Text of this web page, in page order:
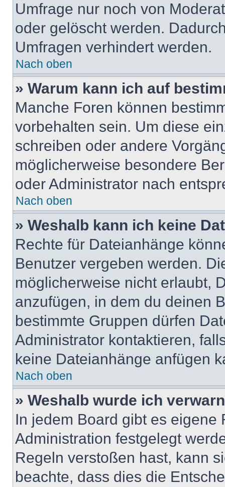
Umfrage nur noch von
oder gelöscht werden.
Umfragen verhindert werden.
Nach oben
» Warum kann ich auf
Manche Foren können
vorbehalten sein. Um diese
schreiben oder andere
möglicherweise besondere
oder Administrator nach
Nach oben
» Weshalb kann ich keine
Rechte für Dateianhänge
Benutzer vergeben werden.
möglicherweise nicht erlaubt,
anzufügen, in dem du deinen
bestimmte Gruppen dürfen
Administrator kontaktieren,
keine Dateianhänge anfügen
Nach oben
» Weshalb wurde ich
In jedem Board gibt es
Administration festgelegt
Regeln verstoßen hast, kann
beachte, dass dies die